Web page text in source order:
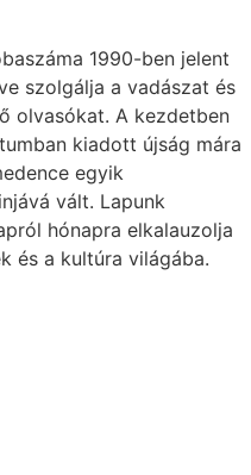
1990-ben jelent
szolgálja a vadászat és
olvasókat. A kezdetben
kiadott újság mára
egyik
vált. Lapunk
hónapra elkalauzolja
és a kultúra világába.